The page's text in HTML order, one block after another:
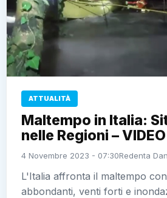
ATTUALITÀ
Maltempo in Italia:
nelle Regioni – VIDEO
4 Novembre 2023 - 07:30Redenta
L'Italia affronta il maltempo
abbondanti, venti forti e